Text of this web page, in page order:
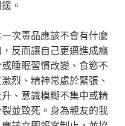
。
次毒品應該不會有什麼
反而讓自己更邁進成癮
睡眠習慣改變、食慾不
烈、精神常處於緊張、
、意識模糊不集中或精
並致死。身為親友的我